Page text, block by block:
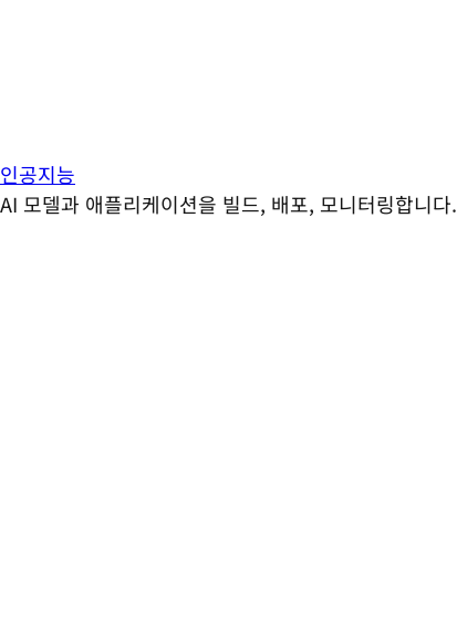
인공지능
AI 모델과 애플리케이션을 빌드, 배포, 모니터링합니다.